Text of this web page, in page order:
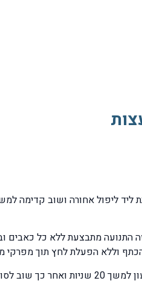
בשלב זה התנועה מתבצעת ללא כל כאבים
שלב 3 מתבצע בהמשך לשלב 2 ובתנוחה של שלב 2 כך שהגוף כפוף כלפי מטה. התרגיל יכלול תנועה סיבובית של היד נגד כוון